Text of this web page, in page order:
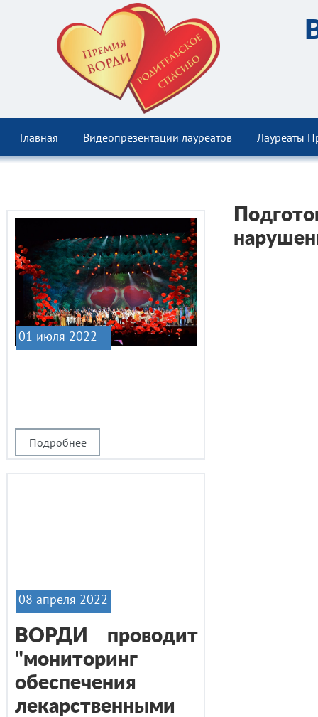
Главная Видеопрезентации лауреатов Лауреаты
Подробнее
01 июля 2022
ВОРДИ проводит
"мониторинг
обеспечения
лекарственными
08 апреля 2022